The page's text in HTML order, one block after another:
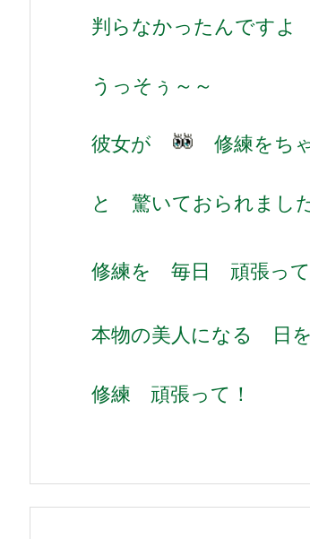
判らなかったんです
うっそぅ～～
彼女が 修練をち
と 驚いておられました
修練を 毎日 頑張っ
本物の美人になる 日
修練 頑張って！